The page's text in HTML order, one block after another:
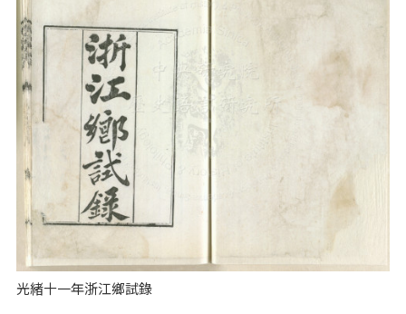
光緒十一年浙江鄉試錄